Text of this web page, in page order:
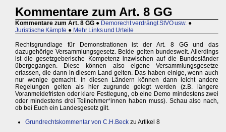
Kommentare zum Art. 8 GG
Kommentare zum Art. 8 GG ● Demorecht verdrängt StVO usw. ●
Juristische Kämpfe ● Mehr Links und Urteile
Rechtsgrundlage für Demonstrationen ist der Art. 8 GG und das
dazugehörige Versammlungsgesetz. Beide gelten bundesweit. Allerdings
ist die gesetzgeberische Kompetenz inzwischen auf die Bundesländer
übergegangen. Diese können also eigene Versammlungsgesetze
erlassen, die dann in diesem Land gelten. Das haben einige, wenn auch
nur wenige gemacht. In diesen Ländern können dann leicht andere
Regelungen gelten als hier zugrunde gelegt werden (z.B. längere
Voranmeldefristen oder klare Festlegung, ob eine Demo mindestens zwei
oder mindestens drei Teilnehmer*innen haben muss). Schau also nach,
ob bei Euch ein Landesgesetz gilt.
Grundrechtskommentar von C.H.Beck zu Artikel 8